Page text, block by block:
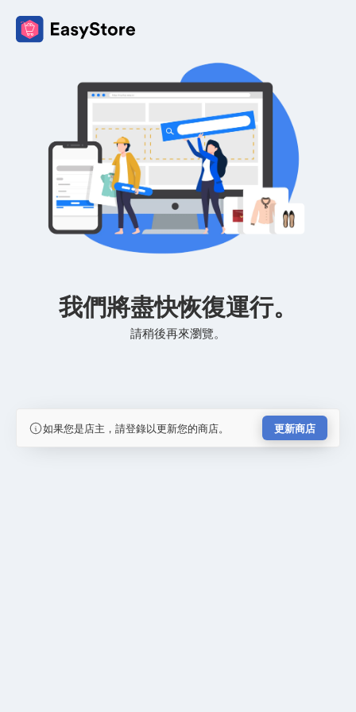
我們將盡快恢復運行。
請稍後再來瀏覽。
如果您是店主，請登錄以更新您的商店。 更新商店